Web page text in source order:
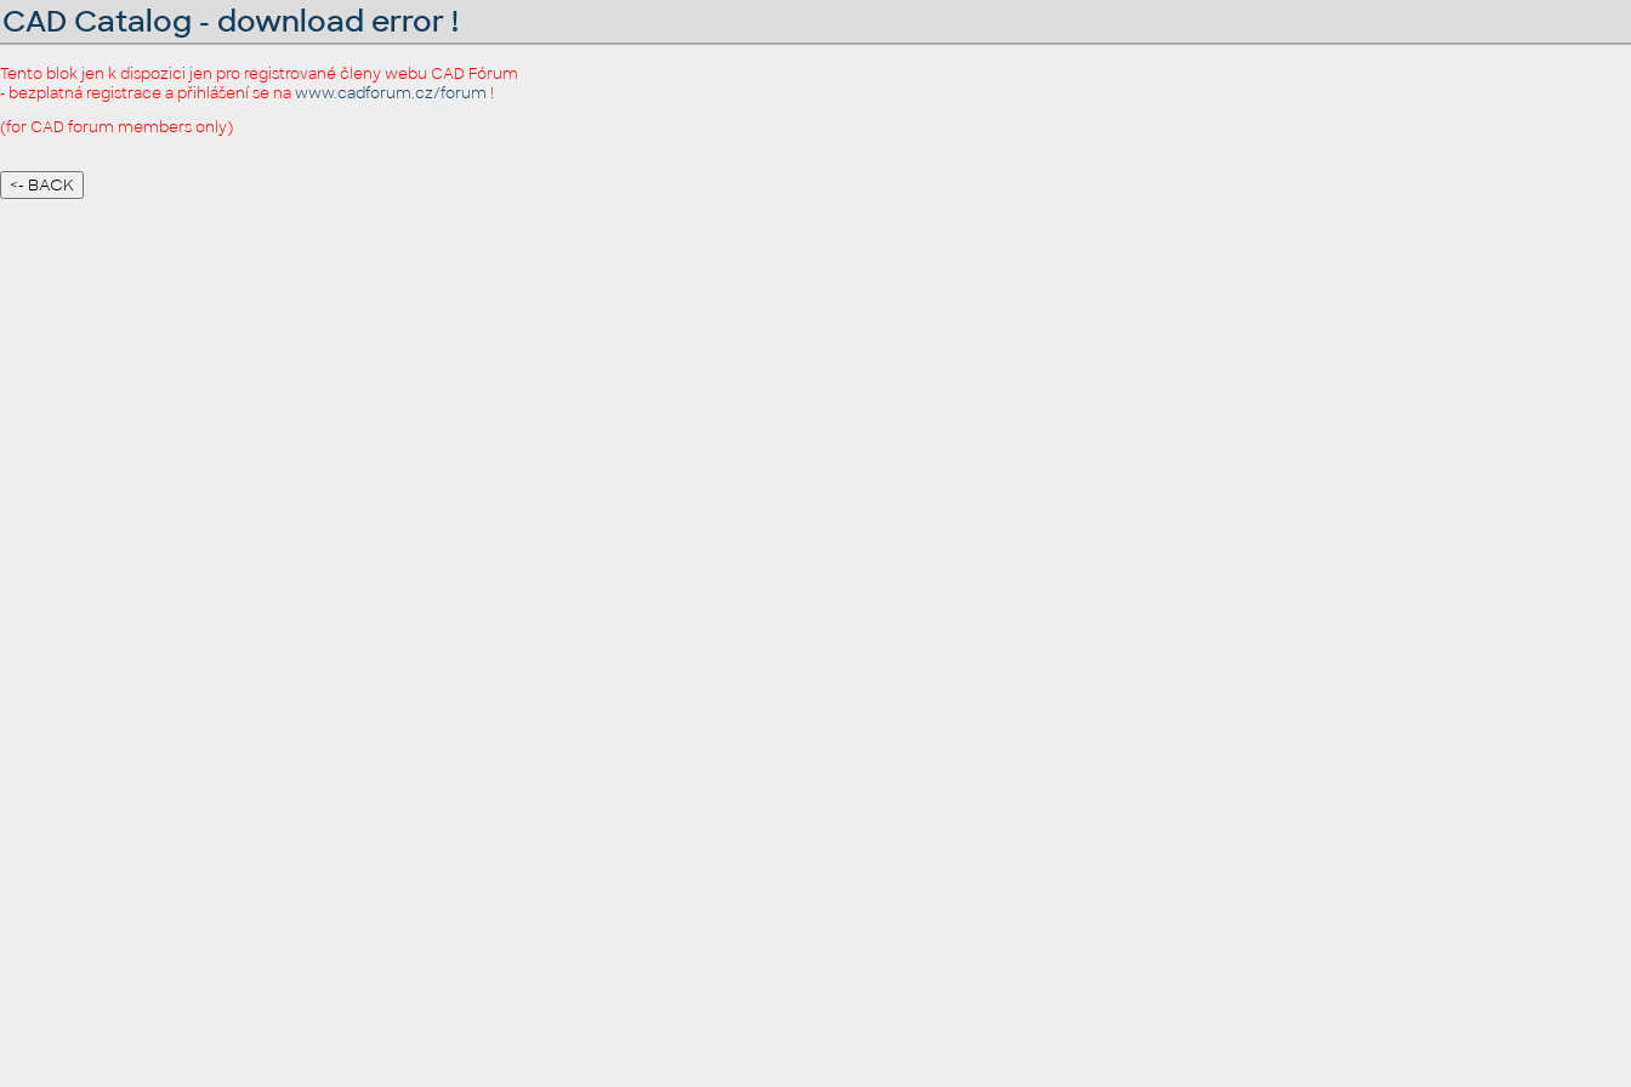
CAD Catalog - download error !
Tento blok jen k dispozici jen pro registrované členy webu CAD Fórum
- bezplatná registrace a přihlášení se nawww.cadforum.cz/forum !
(for CAD forum members only)